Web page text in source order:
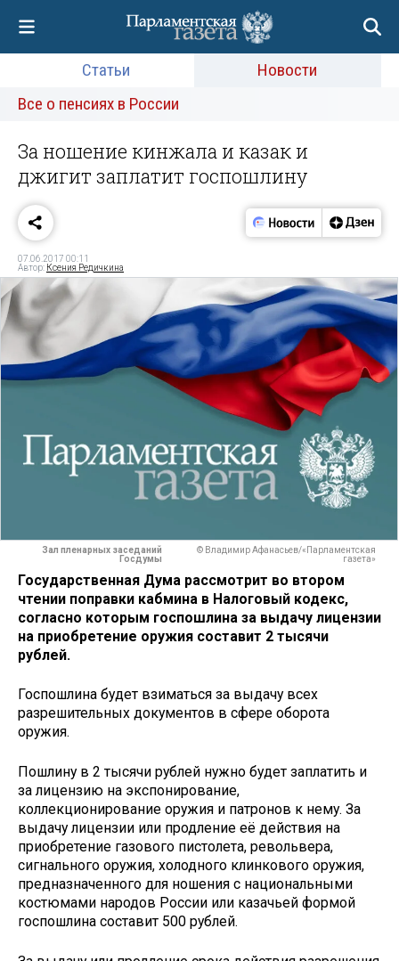
Статьи
Новости
Все о пенсиях в России
За ношение кинжала и казак и
джигит заплатит госпошлину
07.06.2017 00:11
Автор: Ксения Редичкина
Зал пленарных заседаний
Госдумы
© Владимир Афанасьев/«Парламентская
газета»
Государственная Дума рассмотрит во втором
чтении поправки кабмина в Налоговый кодекс,
согласно которым госпошлина за выдачу лицензии
на приобретение оружия составит 2 тысячи
рублей.
Госпошлина будет взиматься за выдачу всех
разрешительных документов в сфере оборота
оружия.
Пошлину в 2 тысячи рублей нужно будет заплатить и
за лицензию на экспонирование,
коллекционирование оружия и патронов к нему. За
выдачу лицензии или продление её действия на
приобретение газового пистолета, револьвера,
сигнального оружия, холодного клинкового оружия,
предназначенного для ношения с национальными
костюмами народов России или казачьей формой
госпошлина составит 500 рублей.